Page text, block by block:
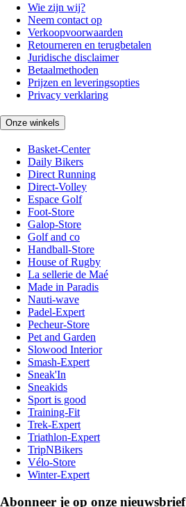
Wie zijn wij?
Neem contact op
Verkoopvoorwaarden
Retourneren en terugbetalen
Juridische disclaimer
Betaalmethoden
Prijzen en leveringsopties
Privacy verklaring
Onze winkels
Basket-Center
Daily Bikers
Direct Running
Direct-Volley
Espace Golf
Foot-Store
Galop-Store
Golf and co
Handball-Store
House of Rugby
La sellerie de Maé
Made in Paradis
Nauti-wave
Padel-Expert
Pecheur-Store
Pet and Garden
Slowood Interior
Smash-Expert
Sneak'In
Sneakids
Sport is good
Training-Fit
Trek-Expert
Triathlon-Expert
TripNBikers
Vélo-Store
Winter-Expert
Abonneer je op onze nieuwsbrief